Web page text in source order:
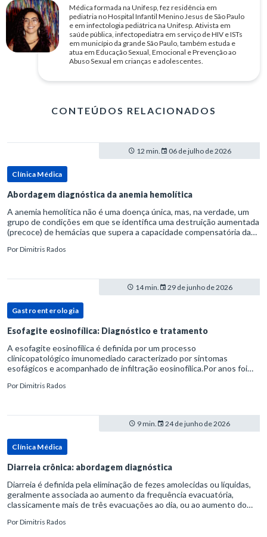
Médica formada na Unifesp, fez residência em
pediatria no Hospital Infantil Menino Jesus de São Paulo
e em infectologia pediátrica na Unifesp. Ativista em
saúde pública, infectopediatra em serviço de HIV e ISTs
em município da grande São Paulo, também estuda e
atua em Educação Sexual, Emocional e Prevenção ao
Abuso Sexual em crianças e adolescentes.
CONTEÚDOS RELACIONADOS
12 min. 06 de julho de 2026
Clínica Médica
Abordagem diagnóstica da anemia hemolítica
A anemia hemolítica não é uma doença única, mas, na verdade, um
grupo de condições em que se identifica uma destruição aumentada
(precoce) de hemácias que supera a capacidade compensatória da
PorDimitris Rados
14 min. 29 de junho de 2026
Gastroenterologia
Esofagite eosinofílica: Diagnóstico e tratamento
A esofagite eosinofílica é definida por um processo
clinicopatológico imunomediado caracterizado por sintomas
esofágicos e acompanhado de infiltração eosinofílica.Por anos foi
refluxo gastr
PorDimitris Rados
9 min. 24 de junho de 2026
Clínica Médica
Diarreia crônica: abordagem diagnóstica
Diarreia é definida pela eliminação de fezes amolecidas ou líquidas,
geralmente associada ao aumento da frequência evacuatória,
classicamente mais de três evacuações ao dia, ou ao aumento do
PorDimitris Rados